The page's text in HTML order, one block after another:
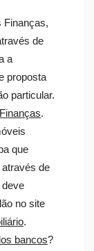
Finanças,
de
a
proposta
particular.
.
que
de
no site
.
bancos?